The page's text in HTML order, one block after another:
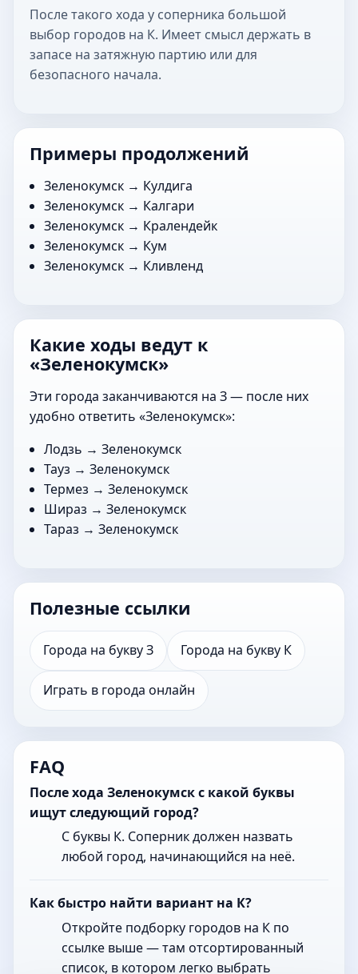
После такого хода у соперника большой
выбор городов на К. Имеет смысл держать в
запасе на затяжную партию или для
безопасного начала.
Примеры продолжений
Зеленокумск → Кулдига
Зеленокумск → Калгари
Зеленокумск → Кралендейк
Зеленокумск → Кум
Зеленокумск → Кливленд
Какие ходы ведут к
«Зеленокумск»
Эти города заканчиваются на З — после них
удобно ответить «Зеленокумск»:
Лодзь → Зеленокумск
Тауз → Зеленокумск
Термез → Зеленокумск
Шираз → Зеленокумск
Тараз → Зеленокумск
Полезные ссылки
Города на букву З Города на букву К
Играть в города онлайн
FAQ
После хода Зеленокумск с какой буквы
ищут следующий город?
С буквы К. Соперник должен назвать
любой город, начинающийся на неё.
Как быстро найти вариант на К?
Откройте подборку городов на К по
ссылке выше — там отсортированный
список, в котором легко выбрать